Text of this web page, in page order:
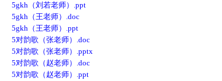
5gkh（刘若老师）.ppt
5gkh（王老师）.doc
5gkh（王老师）.ppt
5对韵歌（张老师）.doc
5对韵歌（张老师）.pptx
5对韵歌（赵老师）.doc
5对韵歌（赵老师）.ppt